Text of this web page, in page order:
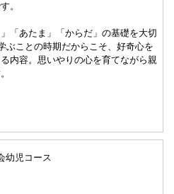
。
「あたま」「からだ」の基礎を大切
ぶことの時期だからこそ、好奇心を
内容。思いやりの心を育てながら親